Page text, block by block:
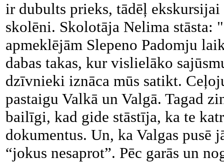
ir dubults prieks, tādēļ
skolēni. Skolotāja Nelima stāsta:
apmeklējām Slepeno Padomju
dabas takas, kur vislielāko
dzīvnieki iznāca mūs satikt.
pastaigu Valkā un Valgā. Tagad
bailīgi, kad gide stāstīja, ka te
dokumentus. Un, ka Valgas
“jokus nesaprot”. Pēc garās un